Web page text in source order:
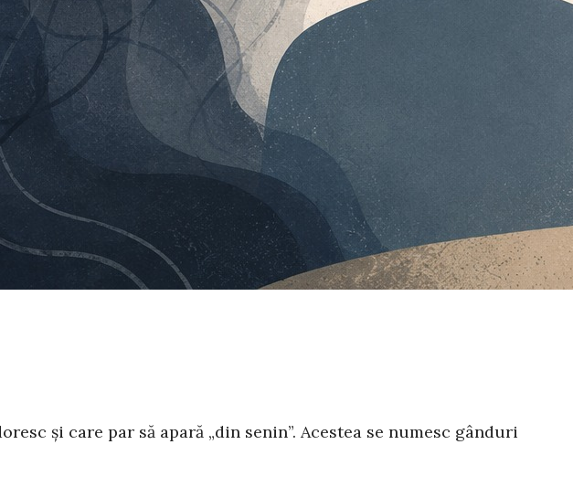
și care par să apară „din senin”. Acestea se numesc gânduri